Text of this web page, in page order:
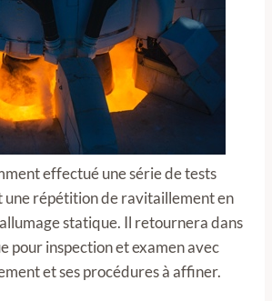
effectué une série de tests
une répétition de ravitaillement en
statique. Il retournera dans
pour inspection et examen avec
et ses procédures à affiner.